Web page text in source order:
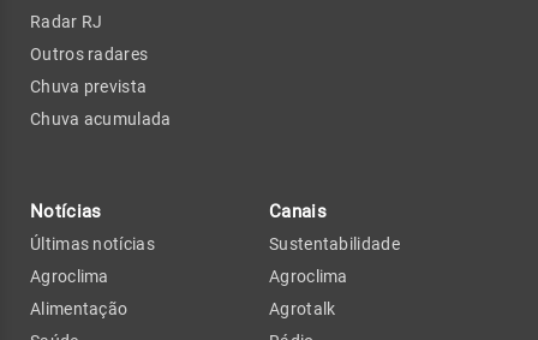
Radar RJ
Outros radares
Chuva prevista
Chuva acumulada
Notícias
Últimas notícias
Agroclima
Alimentação
Canais
Sustentabilidade
Agroclima
Agrotalk